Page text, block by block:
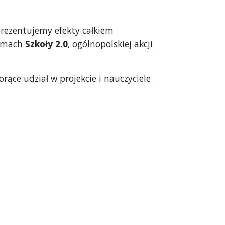
efekty całkiem
Szkoły 2.0, ogólnopolskiej akcji
udział w projekcie i nauczyciele